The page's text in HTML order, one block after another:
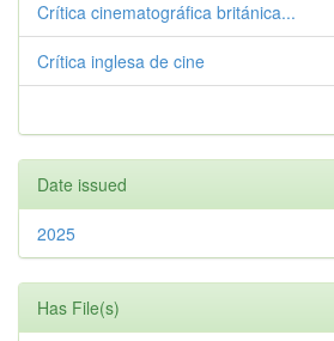
Crítica cinematográfica británica...
Crítica inglesa de cine
Date issued
2025
Has File(s)